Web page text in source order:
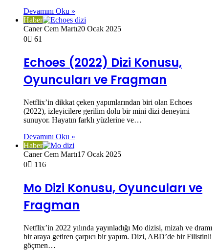
Devamını Oku »
Haber
Caner Cem Martı20 Ocak 2025
0
61
Echoes (2022) Dizi Konusu,
Oyuncuları ve Fragman
Netflix’in dikkat çeken yapımlarından biri olan Echoes
(2022), izleyicilere gerilim dolu bir mini dizi deneyimi
sunuyor. Hayatın farklı yüzlerine ve…
Devamını Oku »
Haber
Caner Cem Martı17 Ocak 2025
0
116
Mo Dizi Konusu, Oyuncuları ve
Fragman
Netflix’in 2022 yılında yayınladığı Mo dizisi, mizah ve dramı
bir araya getiren çarpıcı bir yapım. Dizi, ABD’de bir Filistinli
göçmen…